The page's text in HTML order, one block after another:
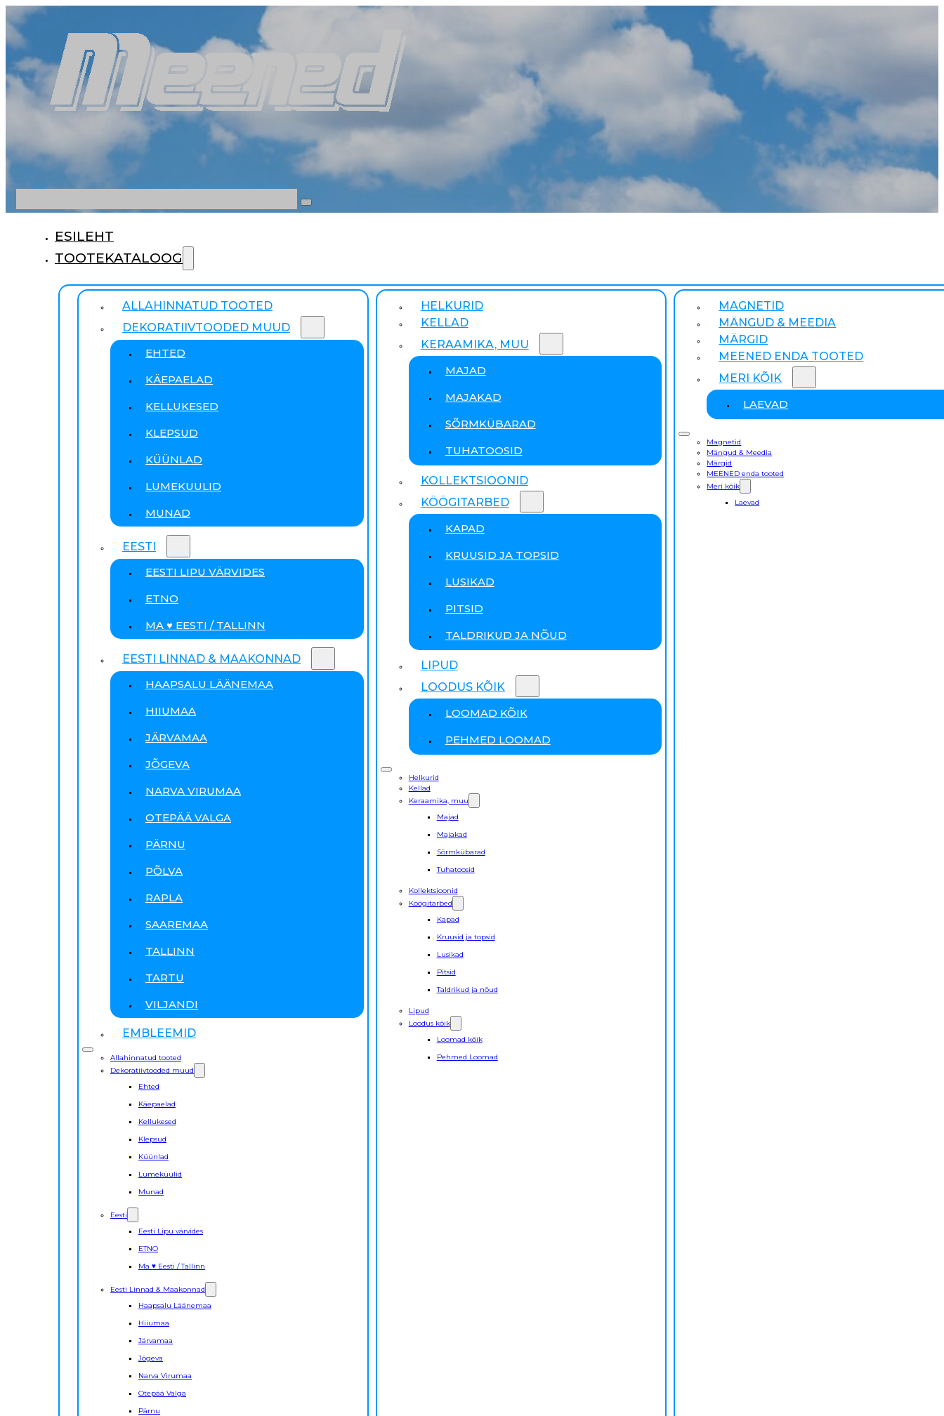
ESILEHT
TOOTEKATALOOG
ALLAHINNATUD TOOTED
DEKORATIIVTOODED MUUD
EHTED
KÄEPAELAD
KELLUKESED
KLEPSUD
KÜÜNLAD
LUMEKUULID
MUNAD
EESTI
EESTI LIPU VÄRVIDES
ETNO
MA ♥ EESTI / TALLINN
EESTI LINNAD & MAAKONNAD
HAAPSALU LÄÄNEMAA
HIIUMAA
JÄRVAMAA
JÕGEVA
NARVA VIRUMAA
OTEPÄÄ VALGA
PÄRNU
PÕLVA
RAPLA
SAAREMAA
TALLINN
TARTU
VILJANDI
EMBLEEMID
Allahinnatud tooted
Dekoratiivtooded muud
Ehted
Käepaelad
Kellukesed
Klepsud
Küünlad
Lumekuulid
Munad
Eesti
Eesti Lipu värvides
ETNO
Ma ♥ Eesti / Tallinn
Eesti Linnad & Maakonnad
Haapsalu Läänemaa
Hiiumaa
Järvamaa
Jõgeva
Narva Virumaa
Otepää Valga
Pärnu
HELKURID
KELLAD
KERAAMIKA, MUU
MAJAD
MAJAKAD
SÕRMKÜBARAD
TUHATOOSID
KOLLEKTSIOONID
KÖÖGITARBED
KAPAD
KRUUSID JA TOPSID
LUSIKAD
PITSID
TALDRIKUD JA NÕUD
LIPUD
LOODUS KÕIK
LOOMAD KÕIK
PEHMED LOOMAD
Helkurid
Kellad
Keraamika, muu
Majad
Majakad
Sõrmkübarad
Tuhatoosid
Kollektsioonid
Köögitarbed
Kapad
Kruusid ja topsid
Lusikad
Pitsid
Taldrikud ja nõud
Lipud
Loodus kõik
Loomad kõik
Pehmed Loomad
MAGNETID
MÄNGUD & MEEDIA
MÄRGID
MEENED ENDA TOOTED
MERI KÕIK
LAEVAD
Magnetid
Mängud & Meedia
Märgid
MEENED enda tooted
Meri kõik
Laevad